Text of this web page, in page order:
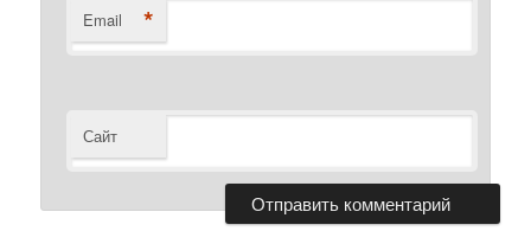
Email *
Сайт